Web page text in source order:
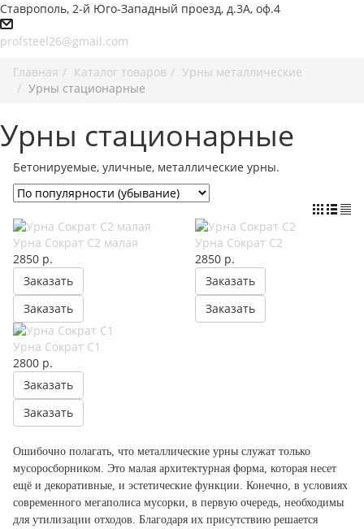
Ставрополь, 2-й Юго-Западный проезд, д.3А, оф.4
profsteel26@gmail.com
Главная
Каталог товаров
Урны металлические
Урны стационарные
Урны стационарные
Бетонируемые, уличные, металлические урны.
Урна Сократ C2 малая
2850 р.
Заказать
Заказать
Урна Сократ C2
2850 р.
Заказать
Заказать
Урна Сократ C1
2800 р.
Заказать
Заказать
Ошибочно полагать, что металлические урны служат только
мусоросборником. Это малая архитектурная форма, которая несет
ещё и декоративные, и эстетические функции. Конечно, в условиях
современного мегаполиса мусорки, в первую очередь, необходимы
для утилизации отходов. Благодаря их присутствию решается